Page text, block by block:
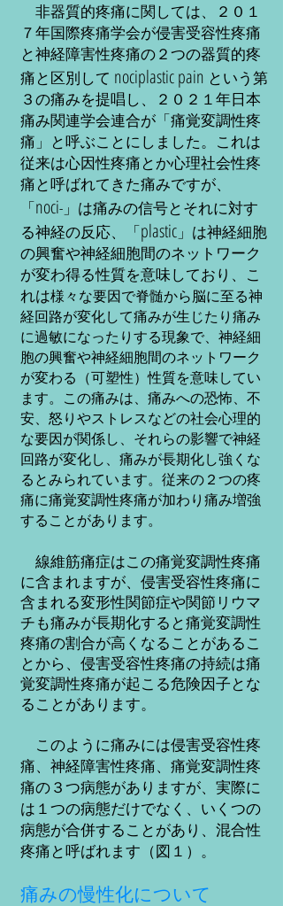
非器質的疼痛に関しては、２０１
７年国際疼痛学会が侵害受容性疼痛
と神経障害性疼痛の２つの器質的疼
痛と区別して nociplastic pain という第
３の痛みを提唱し、２０２１年日本
痛み関連学会連合が「痛覚変調性疼
痛」と呼ぶことにしました。これは
従来は心因性疼痛とか心理社会性疼
痛と呼ばれてきた痛みですが、
「noci-」は痛みの信号とそれに対す
る神経の反応、「plastic 」は神経細胞
の興奮や神経細胞間のネットワーク
が変わ得る性質を意味しており、こ
れは様々な要因で脊髄から脳に至る神
経回路が変化して痛みが生じたり痛み
に過敏になったりする現象で、 神経細
胞の興奮や神経細胞間のネットワーク
が変わる（可塑性）性質を意味してい
ます。この痛みは、痛みへの恐怖、不
安、怒りやストレスなどの社会心理的
な要因が関係し、それらの影響で神経
回路が変化し、痛みが長期化し強くな
るとみられています。従来の２つの疼
痛に痛覚変調性疼痛が加わり痛み増強
することがあります。
線維筋痛症はこの痛覚変調性疼痛
に含まれますが、侵害受容性疼痛に
含まれる変形性関節症や関節リウマ
チも痛みが長期化すると痛覚変調性
疼痛の割合が高くなることがあるこ
とから、侵害受容性疼痛の持続は痛
覚変調性疼痛が起こる危険因子とな
ることがあります。
このように痛みには侵害受容性疼
痛、神経障害性疼痛、痛覚変調性疼
痛の３つ病態がありますが、実際に
は１つの病態だけでなく、いくつの
病態が合併することがあり、混合性
疼痛と呼ばれます（図１）。
痛みの慢性化について